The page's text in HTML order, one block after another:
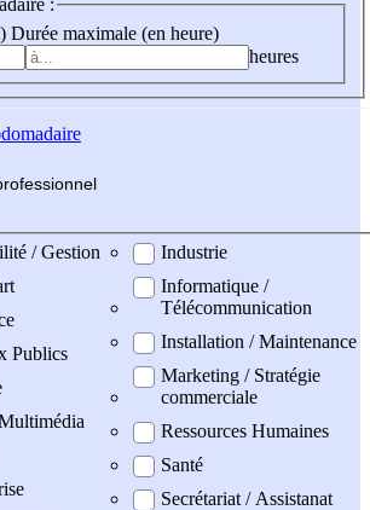
:
Durée maximale (en heure)
heures
fessionnel
/ Gestion
Publics
Industrie
Informatique /
Télécommunication
Installation / Maintenance
Marketing / Stratégie
commerciale
Ressources Humaines
Santé
Secrétariat / Assistanat